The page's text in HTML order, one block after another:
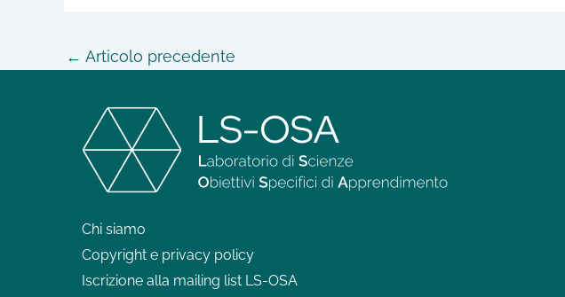
← Articolo precedente
Chi siamo
Copyright e privacy policy
Iscrizione alla mailing list LS-OSA